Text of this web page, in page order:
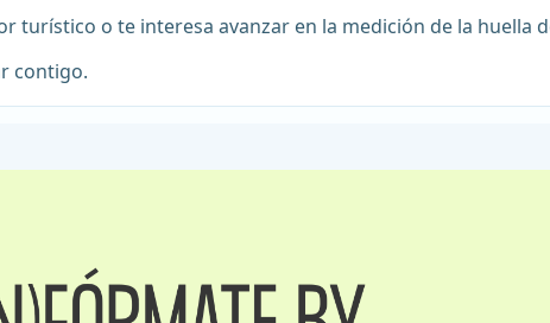
turístico o te interesa avanzar en la medición de la
contigo.